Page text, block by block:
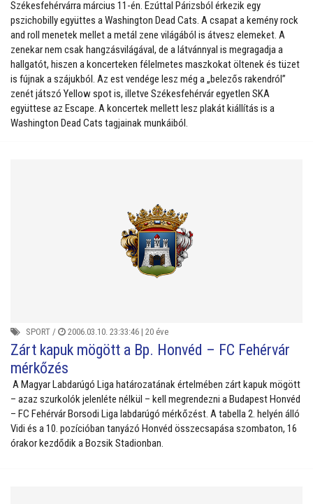
Székesfehérvárra március 11-én. Ezúttal Párizsból érkezik egy
pszichobilly együttes a Washington Dead Cats. A csapat a kemény rock
and roll menetek mellet a metál zene világából is átvesz elemeket. A
zenekar nem csak hangzásvilágával, de a látvánnyal is megragadja a
hallgatót, hiszen a koncerteken félelmetes maszkokat öltenek és tüzet
is fújnak a szájukból. Az est vendége lesz még a „belezős rakendról”
zenét játszó Yellow spot is, illetve Székesfehérvár egyetlen SKA
együttese az Escape. A koncertek mellett lesz plakát kiállítás is a
Washington Dead Cats tagjainak munkáiból.
SPORT / 2006.03.10. 23:33:46 | 20 éve
Zárt kapuk mögött a Bp. Honvéd – FC Fehérvár
mérkőzés
A Magyar Labdarúgó Liga határozatának értelmében zárt kapuk mögött
– azaz szurkolók jelenléte nélkül – kell megrendezni a Budapest Honvéd
– FC Fehérvár Borsodi Liga labdarúgó mérkőzést. A tabella 2. helyén álló
Vidi és a 10. pozícióban tanyázó Honvéd összecsapása szombaton, 16
órakor kezdődik a Bozsik Stadionban.